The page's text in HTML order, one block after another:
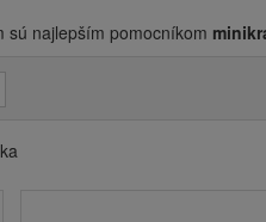
sú najlepším pomocníkom